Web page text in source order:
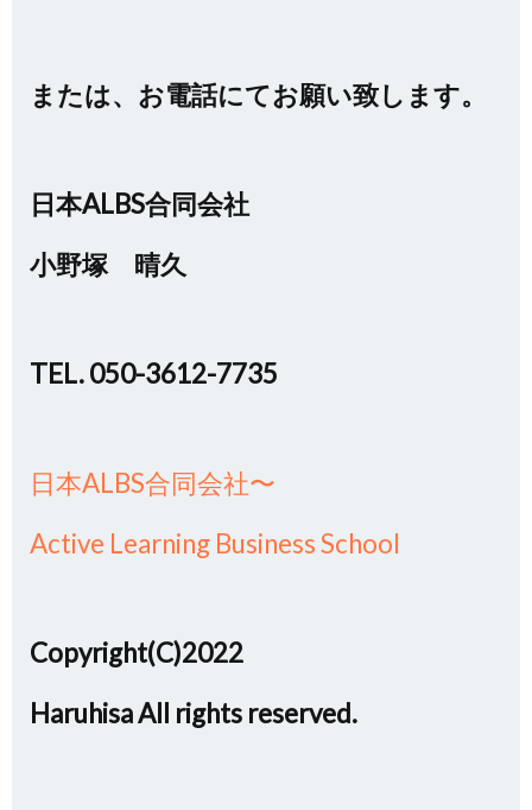
または、お電話にてお願い致します。
日本ALBS合同会社
小野塚 晴久
TEL. 050-3612-7735
日本ALBS合同会社〜
Active Learning Business School
Copyright(C)2022
Haruhisa All rights reserved.